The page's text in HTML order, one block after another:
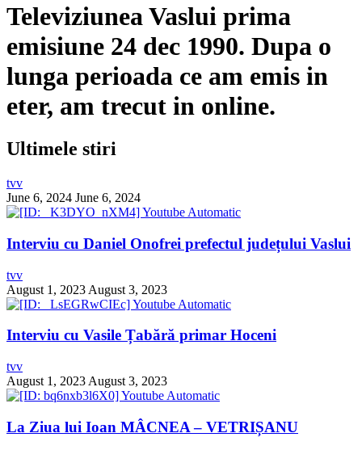
Televiziunea Vaslui prima
emisiune 24 dec 1990. Dupa o
lunga perioada ce am emis in
eter, am trecut in online.
Ultimele stiri
tvv
June 6, 2024 June 6, 2024
Interviu cu Daniel Onofrei prefectul județului Vaslui
tvv
August 1, 2023 August 3, 2023
Interviu cu Vasile Țabără primar Hoceni
tvv
August 1, 2023 August 3, 2023
La Ziua lui Ioan MÂCNEA – VETRIȘANU